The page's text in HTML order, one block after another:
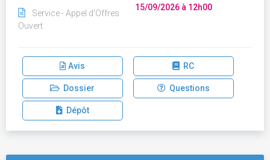
Service - Appel d'Offres
Ouvert
15/09/2026 à 12h00
Avis RC
Dossier Questions
Dépôt